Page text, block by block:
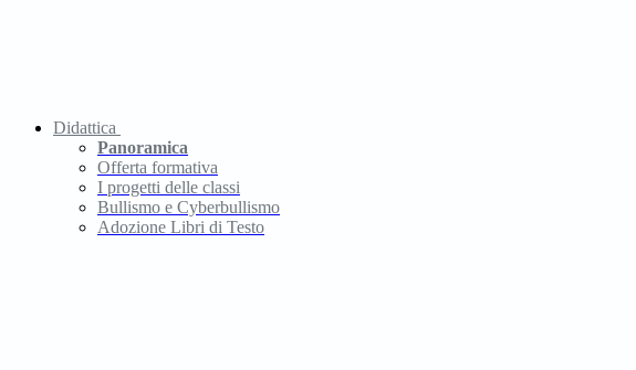
Didattica
Panoramica
Offerta formativa
I progetti delle classi
Bullismo e Cyberbullismo
Adozione Libri di Testo